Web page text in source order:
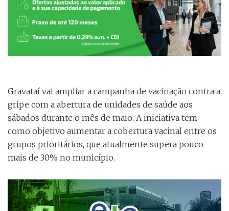
Gravataí vai ampliar a campanha de vacinação contra a
gripe com a abertura de unidades de saúde aos
sábados durante o mês de maio. A iniciativa tem
como objetivo aumentar a cobertura vacinal entre os
grupos prioritários, que atualmente supera pouco
mais de 30% no município.